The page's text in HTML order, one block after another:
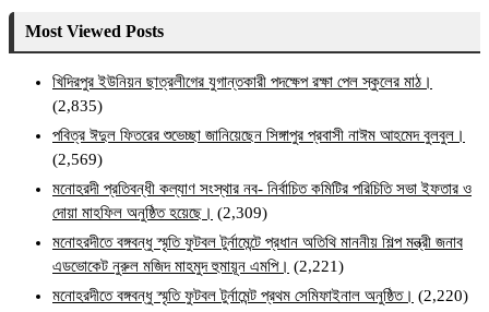
Most Viewed Posts
খিদিরপুর ইউনিয়ন ছাত্রলীগের যুগান্তকারী পদক্ষেপ রক্ষা পেল স্কুলের মাঠ।
(2,835)
পবিত্র ঈদুল ফিতরের শুভেচ্ছা জানিয়েছেন সিঙ্গাপুর প্রবাসী নাঈম আহমেদ বুলবুল।
(2,569)
মনোহরদী প্রতিবন্ধী কল্যাণ সংস্থার নব- নির্বাচিত কমিটির পরিচিতি সভা ইফতার ও
দোয়া মাহফিল অনুষ্ঠিত হয়েছে। (2,309)
মনোহরদীতে বঙ্গবন্ধু স্মৃতি ফুটবল টুর্নামেন্টে প্রধান অতিথি মাননীয় শিল্প মন্ত্রী জনাব
এডভোকেট নুরুল মজিদ মাহমুদ হুমায়ূন এমপি। (2,221)
মনোহরদীতে বঙ্গবন্ধু স্মৃতি ফুটবল টুর্নামেন্ট প্রথম সেমিফাইনাল অনুষ্ঠিত। (2,220)